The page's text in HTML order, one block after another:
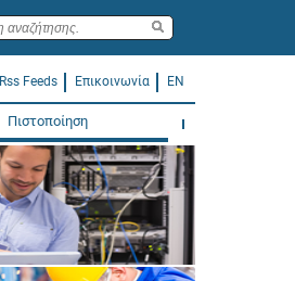
Rss Feeds Επικοινωνία EN
Πιστοποίηση